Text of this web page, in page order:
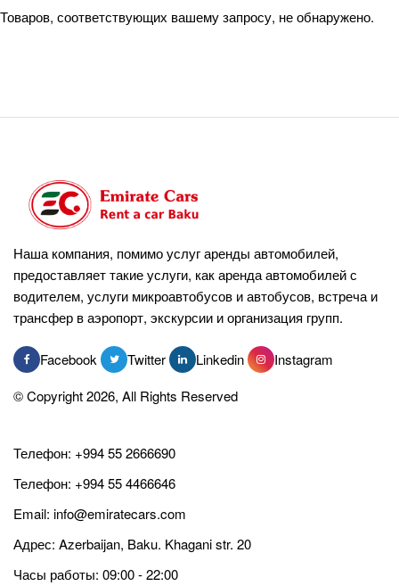
Товаров, соответствующих вашему запросу, не обнаружено.
Наша компания, помимо услуг аренды автомобилей,
предоставляет такие услуги, как аренда автомобилей с
водителем, услуги микроавтобусов и автобусов, встреча и
трансфер в аэропорт, экскурсии и организация групп.
Facebook Twitter Linkedin
Instagram
© Copyright 2026, All Rights Reserved
Телефон: +994 55 2666690
Телефон: +994 55 4466646
Email: info@emiratecars.com
Адрес: Azerbaijan, Baku. Khagani str. 20
Часы работы: 09:00 - 22:00